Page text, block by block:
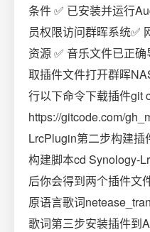
条件 ✅ 已安装并运行
员权限访问群晖系统✅
资源 ✅ 音乐文件已正
取插件文件打开群晖
行以下命令下载插件git
https://gitcode.com/
LrcPlugin第二步构建
构建脚本cd Synology-
后你会得到两个插件文
原语言歌词
歌词第三步安装插件到